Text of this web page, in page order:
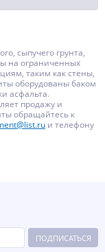
сыпучего грунта,
на ограниченных
таким как стены,
оборудованы баком
асфальта.
продажу и
обращайтесь к
и телефону
ПОДПИСАТЬСЯ